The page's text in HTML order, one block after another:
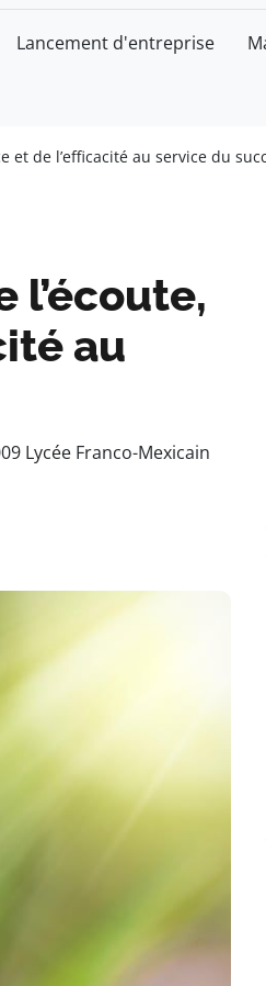
Lancement d'entreprise
et de l’efficacité au service du
l’écoute,
au
Lycée Franco-Mexicain